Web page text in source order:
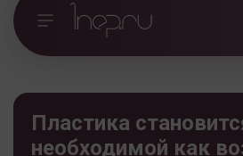
Пластика
необходимой как